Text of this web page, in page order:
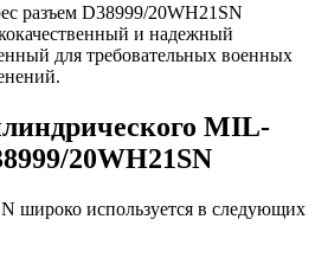
разъем D38999/20WH21SN
и надежный
для требовательных военных
MIL-
20WH21SN
широко используется в следующих